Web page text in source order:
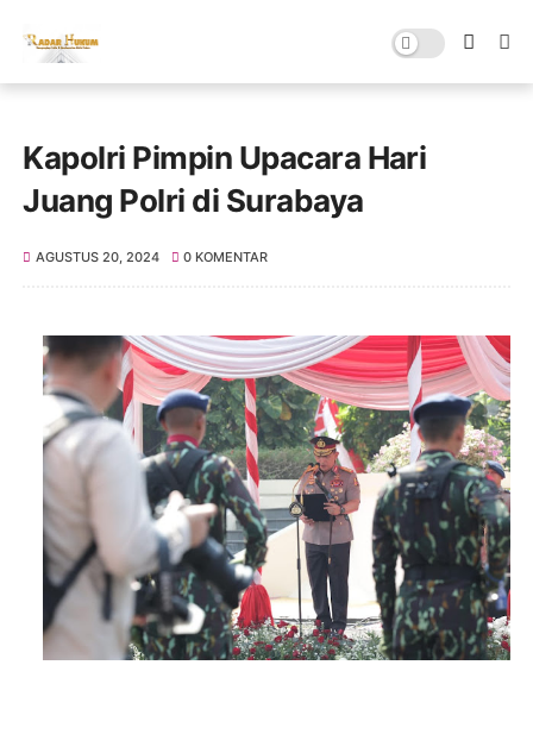
Kapolri Pimpin Upacara Hari
Juang Polri di Surabaya
AGUSTUS 20, 2024 0 KOMENTAR